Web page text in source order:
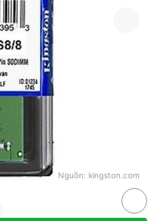
Nguồn: kingston.com